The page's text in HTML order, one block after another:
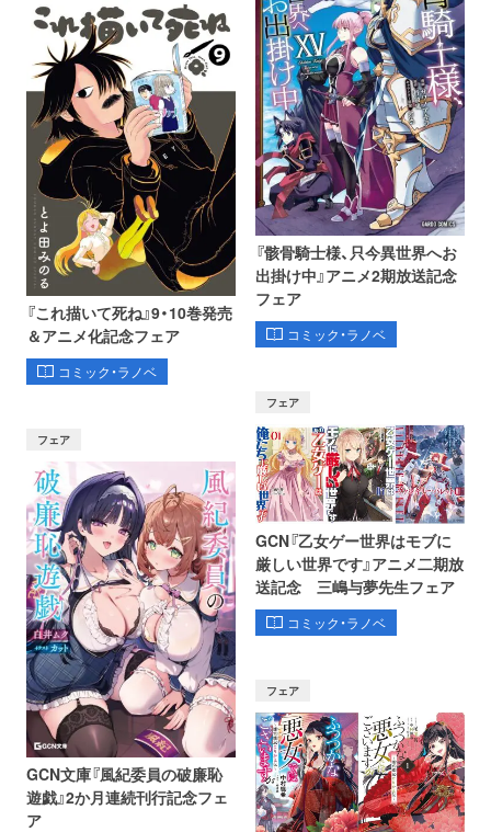
『これ描いて死ね』9・10巻発売
＆アニメ化記念フェア
コミック・ラノベ
『骸骨騎士様、只今異世界へお
出掛け中』アニメ2期放送記念
フェア
コミック・ラノベ
フェア
GCN文庫『風紀委員の破廉恥
遊戯』2か月連続刊行記念フェ
ア
フェア
GCN『乙女ゲー世界はモブに
厳しい世界です』アニメ二期放
送記念 三嶋与夢先生フェア
コミック・ラノベ
フェア